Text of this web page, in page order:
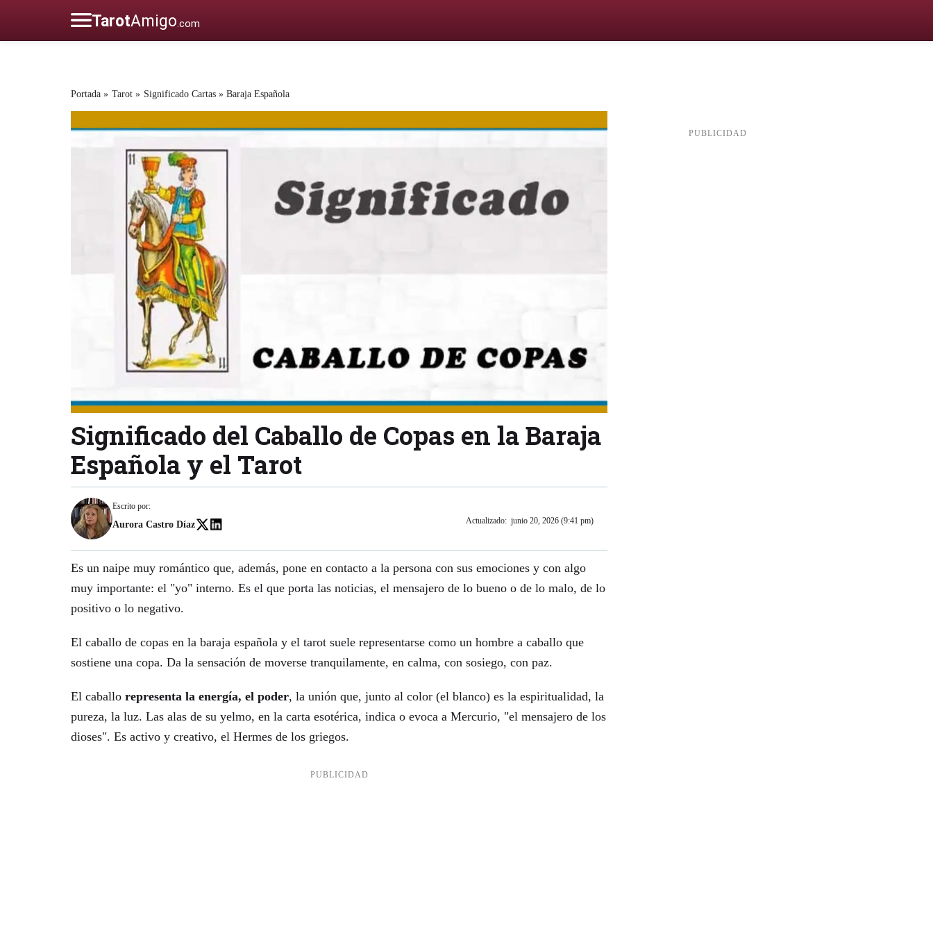
Portada » Tarot » Significado Cartas » Baraja Española
Significado del Caballo de Copas en la Baraja
Española y el Tarot
Escrito por:
Aurora Castro Díaz Actualizado: junio 20, 2026 (9:41 pm)
Es un naipe muy romántico que, además, pone en contacto a la persona con sus emociones y con algo
muy importante: el "yo" interno. Es el que porta las noticias, el mensajero de lo bueno o de lo malo, de lo
positivo o lo negativo.
El caballo de copas en la baraja española y el tarot suele representarse como un hombre a caballo que
sostiene una copa. Da la sensación de moverse tranquilamente, en calma, con sosiego, con paz.
El caballo representa la energía, el poder, la unión que, junto al color (el blanco) es la espiritualidad, la
pureza, la luz. Las alas de su yelmo, en la carta esotérica, indica o evoca a Mercurio, "el mensajero de los
dioses". Es activo y creativo, el Hermes de los griegos.